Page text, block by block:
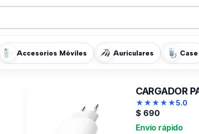
Accesorios Móviles Auriculares Case
CARGADOR
★★★★★5.0
$ 690
Envío rápido